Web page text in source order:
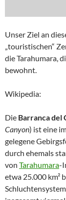
Unser Ziel an
„touristischen“
die Tarahumara,
bewohnt.
Wikipedia:
Die Barranca del
Canyon) ist eine
gelegene
durch ehemals
von Tarahumara-
etwa 25.000 km²